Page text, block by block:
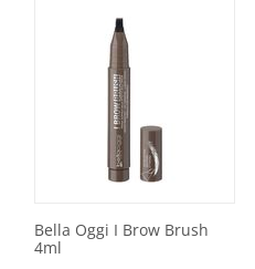
Bella Oggi I Brow Brush
4ml